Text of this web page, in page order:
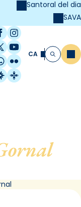
Santoral del dia
SAVA
Instagram
/ Twitter
YouTube
Flickr
Estel
Catalunya
CA Cerca
, de